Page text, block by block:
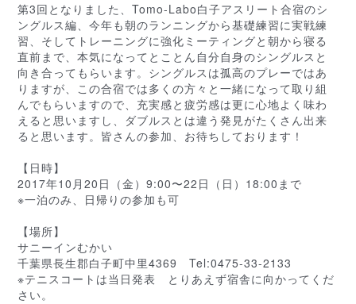
第3回となりました、Tomo-Labo白子アスリート 合宿のシ
ングルス編、今年も朝のランニングから基礎練習に実戦練
習、そしてトレーニングに強化ミーティングと朝から寝る
直前まで、本気になってとことん自分自身のシングルスと
向き合ってもらいます。シングルスは孤高のプレ ーではあ
りますが、この合宿では多くの方々と一緒になっ て取り組
んでもらいますので、充実感と疲労感は更に心地よく味わ
えると思いますし、ダブルスとは違う発見がたく さん出来
ると思います。皆さんの参加、お待ちしておりま す！
【日時】
2017年10月20日（金）9:00〜22日（日）1 8:00まで
※一泊のみ、日帰りの参加も可
【場所】
サニーインむかい
千葉県長生郡白子町中里4369 Tel:0475-33-2133
※テニスコートは当日発表 とりあえず宿舎に向かってく だ
さい。